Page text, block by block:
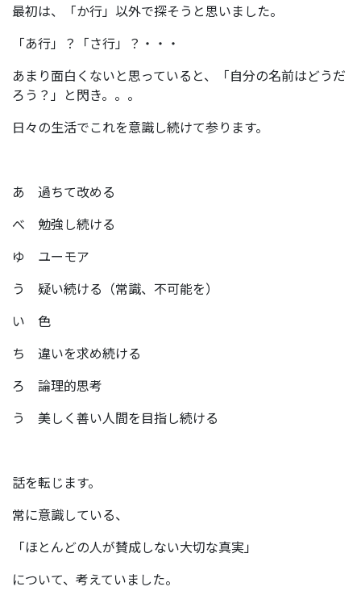
最初は、「か行」以外で探そうと思いました。
「あ行」？「さ行」？・・・
あまり面白くないと思っていると、「自分の名前はどうだ
ろう？」と閃き。。。
日々の生活でこれを意識し続けて参ります。
あ 過ちて改める
べ 勉強し続ける
ゆ ユーモア
う 疑い続ける（常識、不可能を）
い 色
ち 違いを求め続ける
ろ 論理的思考
う 美しく善い人間を目指し続ける
話を転じます。
常に意識している、
「ほとんどの人が賛成しない大切な真実」
について、考えていました。